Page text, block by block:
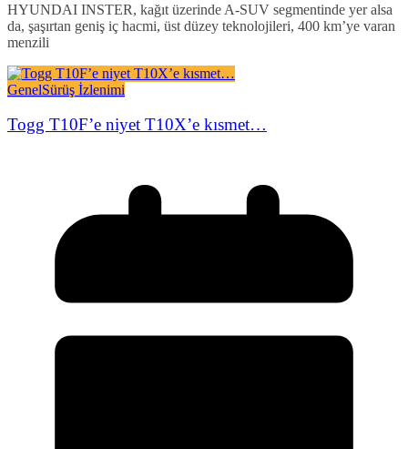
HYUNDAI INSTER, kağıt üzerinde A-SUV segmentinde yer alsa
da, şaşırtan geniş iç hacmi, üst düzey teknolojileri, 400 km’ye varan
menzili
GenelSürüş İzlenimi
Togg T10F’e niyet T10X’e kısmet…